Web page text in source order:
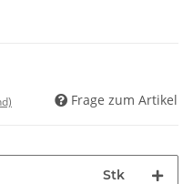
Frage zum Artikel
Stk